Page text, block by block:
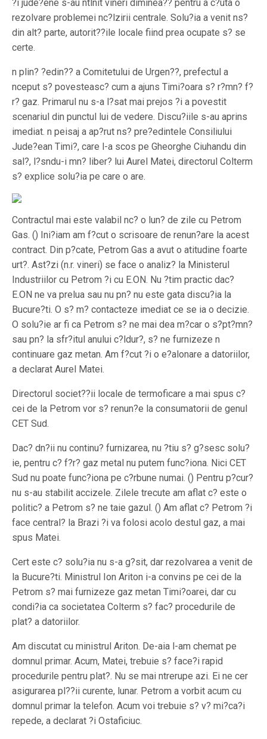
?i jude?ene s-au ntlnit vineri diminea?? pentru a c?uta o
rezolvare problemei nc?lzirii centrale. Solu?ia a venit ns?
din alt? parte, autorit??ile locale fiind prea ocupate s? se
certe.
n plin? ?edin?? a Comitetului de Urgen??, prefectul a
nceput s? povesteasc? cum a ajuns Timi?oara s? r?mn? f?
r? gaz. Primarul nu s-a l?sat mai prejos ?i a povestit
scenariul din punctul lui de vedere. Discu?iile s-au aprins
imediat. n peisaj a ap?rut ns? pre?edintele Consiliului
Jude?ean Timi?, care l-a scos pe Gheorghe Ciuhandu din
sal?, l?sndu-i mn? liber? lui Aurel Matei, directorul Colterm
s? explice solu?ia pe care o are.
Contractul mai este valabil nc? o lun? de zile cu Petrom
Gas. () Ini?iam am f?cut o scrisoare de renun?are la acest
contract. Din p?cate, Petrom Gas a avut o atitudine foarte
urt?. Ast?zi (n.r. vineri) se face o analiz? la Ministerul
Industriilor cu Petrom ?i cu E.ON. Nu ?tim practic dac?
E.ON ne va prelua sau nu pn? nu este gata discu?ia la
Bucure?ti. O s? m? contacteze imediat ce se ia o decizie.
O solu?ie ar fi ca Petrom s? ne mai dea m?car o s?pt?mn?
sau pn? la sfr?itul anului c?ldur?, s? ne furnizeze n
continuare gaz metan. Am f?cut ?i o e?alonare a datoriilor,
a declarat Aurel Matei.
Directorul societ??ii locale de termoficare a mai spus c?
cei de la Petrom vor s? renun?e la consumatorii de genul
CET Sud.
Dac? dn?ii nu continu? furnizarea, nu ?tiu s? g?sesc solu?
ie, pentru c? f?r? gaz metal nu putem func?iona. Nici CET
Sud nu poate func?iona pe c?rbune numai. () Pentru p?cur?
nu s-au stabilit accizele. Zilele trecute am aflat c? este o
politic? a Petrom s? ne taie gazul. () Am aflat c? Petrom ?i
face central? la Brazi ?i va folosi acolo destul gaz, a mai
spus Matei.
Cert este c? solu?ia nu s-a g?sit, dar rezolvarea a venit de
la Bucure?ti. Ministrul Ion Ariton i-a convins pe cei de la
Petrom s? mai furnizeze gaz metan Timi?oarei, dar cu
condi?ia ca societatea Colterm s? fac? procedurile de
plat? a datoriilor.
Am discutat cu ministrul Ariton. De-aia l-am chemat pe
domnul primar. Acum, Matei, trebuie s? face?i rapid
procedurile pentru plat?. Nu se mai ntrerupe azi. Ei ne cer
asigurarea pl??ii curente, lunar. Petrom a vorbit acum cu
domnul primar la telefon. Acum voi trebuie s? v? mi?ca?i
repede, a declarat ?i Ostaficiuc.